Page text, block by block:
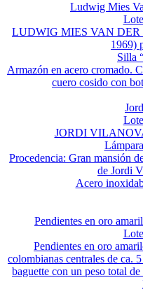
Ludwig Mies
LUDWIG MIES VAN DER
1969)
Silla
Armazón en acero cromado.
cuero cosido con
JORDI
Procedencia: Gran mansión
de Jordi
Acero
Pendientes en oro
Pendientes en oro
colombianas centrales de ca.
baguette con un peso total